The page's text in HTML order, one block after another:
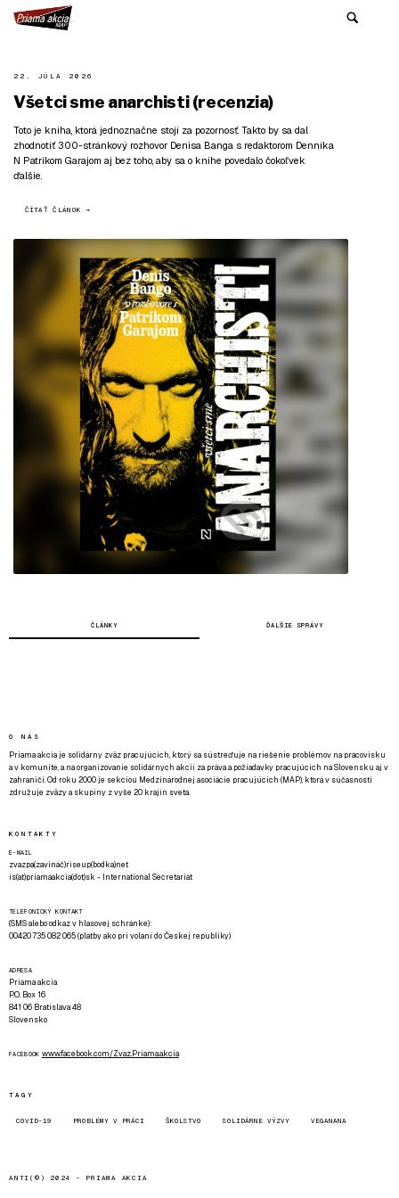
22. JÚLA 2026
Všetci sme anarchisti (recenzia)
Toto je kniha, ktorá jednoznačne stojí za pozornosť. Takto by sa dal
zhodnotiť 300-stránkový rozhovor Denisa Banga s redaktorom Denníka
N Patrikom Garajom aj bez toho, aby sa o knihe povedalo čokoľvek
ďalšie.
ČÍTAŤ ČLÁNOK →
ČLÁNKY ĎALŠIE SPRÁVY
O NÁS
Priama akcia je solidárny zväz pracujúcich, ktorý sa sústreďuje na riešenie problémov na pracovisku
a v komunite, a na organizovanie solidárnych akcií za práva a požiadavky pracujúcich na Slovensku aj v
zahraničí. Od roku 2000 je sekciou Medzinárodnej asociácie pracujúcich (MAP), ktorá v súčasnosti
združuje zväzy a skupiny z vyše 20 krajín sveta.
KONTAKTY
E-MAIL
zvazpa(zavináč)riseup(bodka)net
is(at)priamaakcia(dot)sk - International Secretariat
TELEFONICKÝ KONTAKT
(SMS alebo odkaz v hlasovej schránke):
00420 735 082 065 (platby ako pri volaní do Českej republiky)
ADRESA
Priama akcia
P.O. Box 16
841 06 Bratislava 48
Slovensko
FACEBOOK www.facebook.com/Zvaz.Priama.akcia
TAGY
COVID-19 PROBLÉMY V PRÁCI ŠKOLSTVO SOLIDÁRNE VÝZVY VEGANANA
ANTI(©) 2024 - PRIAMA AKCIA